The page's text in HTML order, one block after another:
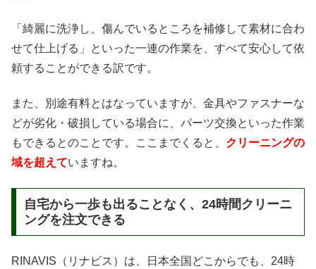
「綺麗に洗浄し、傷んでいるところを補修して素材に合わ
せて仕上げる」といった一連の作業を、すべて安心して依
頼することができる訳です。
また、別途有料とはなっていますが、金具やファスナーな
どが劣化・破損している場合に、パーツ交換といった作業
もできるとのことです。ここまでくると、 クリーニングの
域を超えていますね。
自宅から一歩も出ることなく、24時間クリーニ
ングを注文できる
RINAVIS（リナビス）は、日本全国どこからでも、24時